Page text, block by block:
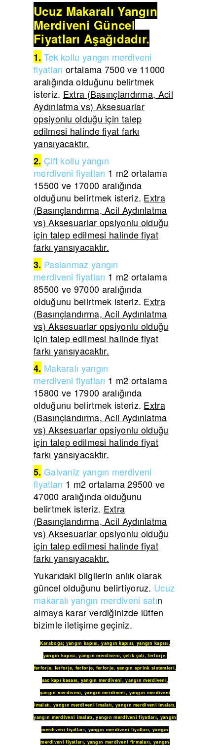
Ucuz Makaralı Yangın
Merdiveni Güncel
Fiyatları Aşağıdadır.
1. Tek kollu yangın merdiveni
fiyatları ortalama 7500 ve 11000
aralığında olduğunu belirtmek
isteriz. Extra (Basınçlandırma, Acil
Aydınlatma vs) Aksesuarlar
opsiyonlu olduğu için talep
edilmesi halinde fiyat farkı
yansıyacaktır.
2. Çift kollu yangın
merdivenifiyatları 1 m2 ortalama
15500 ve 17000 aralığında
olduğunu belirtmek isteriz. Extra
(Basınçlandırma, Acil Aydınlatma
vs) Aksesuarlar opsiyonlu olduğu
için talep edilmesi halinde fiyat
farkı yansıyacaktır.
3. Paslanmaz yangın
merdivenifiyatları 1 m2 ortalama
85500 ve 97000 aralığında
olduğunu belirtmek isteriz. Extra
(Basınçlandırma, Acil Aydınlatma
vs) Aksesuarlar opsiyonlu olduğu
için talep edilmesi halinde fiyat
farkı yansıyacaktır.
4. Makaralı yangın
merdivenifiyatları 1 m2 ortalama
15800 ve 17900 aralığında
olduğunu belirtmek isteriz. Extra
(Basınçlandırma, Acil Aydınlatma
vs) Aksesuarlar opsiyonlu olduğu
için talep edilmesi halinde fiyat
farkı yansıyacaktır.
5. Galvaniz yangın merdiveni
fiyatları 1 m2 ortalama 29500 ve
47000 aralığında olduğunu
belirtmek isteriz. Extra
(Basınçlandırma, Acil Aydınlatma
vs) Aksesuarlar opsiyonlu olduğu
için talep edilmesi halinde fiyat
farkı yansıyacaktır.
Yukarıdaki bilgilerin anlık olarak
güncel olduğunu belirtiyoruz. Ucuz
makaralı yangın merdiveni satın
almaya karar verdiğinizde lütfen
bizimle iletişime geçiniz.
Karaboğa; yangın kapısı,yangın kapısı, yangın kapısı,
yangın kapısı,yangın merdiveni, çelik çatı,ferforje,
ferforje, ferforje, ferforje, ferforje, yangın sprink sistemleri,
sac kapı kasası, yangın merdiveni,yangın merdiveni,
yangın merdiveni,yangın merdiveni, yangın merdiveni
imalatı,yangın merdiveni imalatı, yangın merdiveni imalatı,
yangın merdiveni imalatı,yangın merdiveni fiyatları, yangın
merdiveni fiyatları, yangın merdiveni fiyatları, yangın
merdiveni fiyatları, yangın merdiveni firmaları, yangın